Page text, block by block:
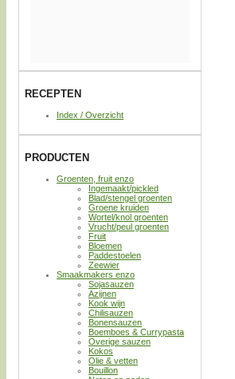
RECEPTEN
Index / Overzicht
PRODUCTEN
Groenten, fruit enzo
Ingemaakt/pickled
Blad/stengel groenten
Groene kruiden
Wortel/knol groenten
Vrucht/peul groenten
Fruit
Bloemen
Paddestoelen
Zeewier
Smaakmakers enzo
Sojasauzen
Azijnen
Kook wijn
Chilisauzen
Bonensauzen
Boemboes & Currypasta
Overige sauzen
Kokos
Olie & vetten
Bouillon